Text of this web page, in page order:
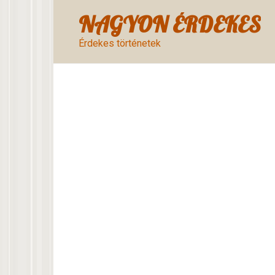
NAGYON ÉRDEKES
Érdekes történetek